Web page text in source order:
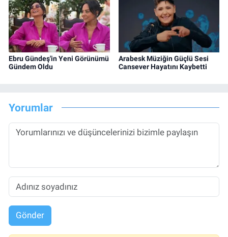
Ebru Gündeş'in Yeni Görünümü
Gündem Oldu
Arabesk Müziğin Güçlü Sesi
Cansever Hayatını Kaybetti
Yorumlar
Gönder